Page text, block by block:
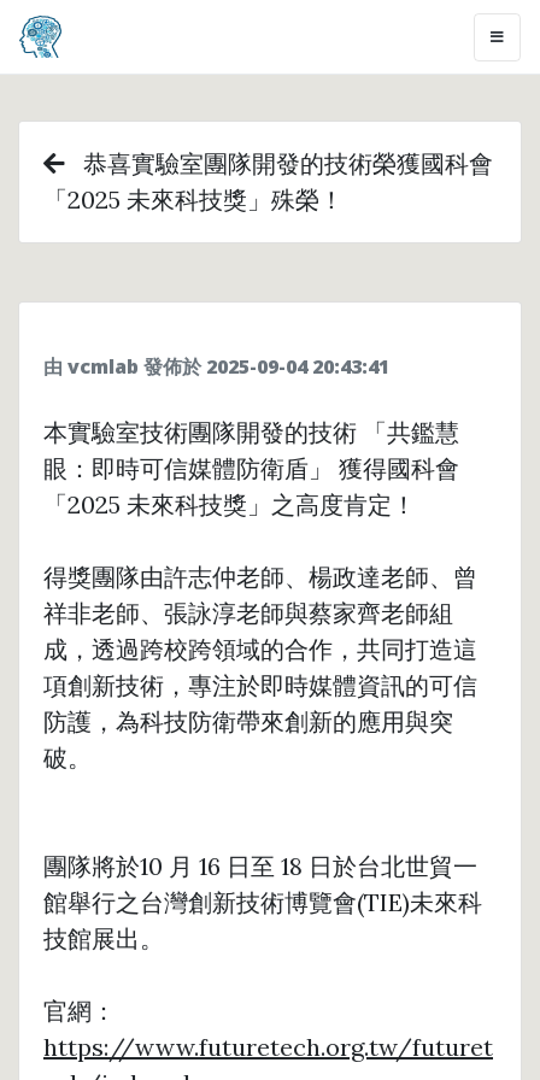
恭喜實驗室團隊開發的技術榮獲國科會
「2025 未來科技獎」殊榮！
由 vcmlab 發佈於 2025-09-04 20:43:41
本實驗室技術團隊開發的技術 「共鑑慧
眼：即時可信媒體防衛盾」 獲得國科會
「2025 未來科技獎」之高度肯定！
得獎團隊由許志仲老師、楊政達老師、曾
祥非老師、張詠淳老師與蔡家齊老師組
成，透過跨校跨領域的合作，共同打造這
項創新技術，專注於即時媒體資訊的可信
防護，為科技防衛帶來創新的應用與突
破。
團隊將於10 月 16 日至 18 日於台北世貿一
館舉行之台灣創新技術博覽會(TIE)未來科
技館展出。
官網：
https://www.futuretech.org.tw/futuret